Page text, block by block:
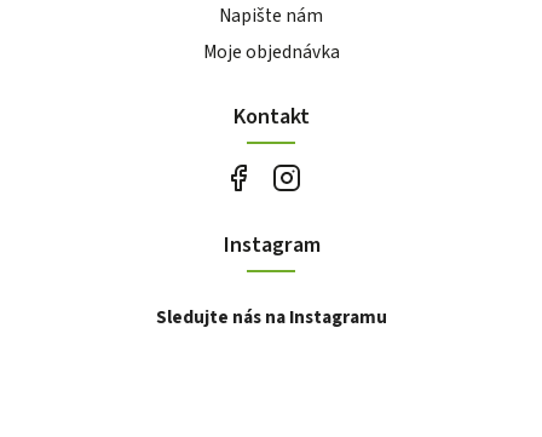
Napište nám
Moje objednávka
Kontakt
Instagram
Sledujte nás na Instagramu